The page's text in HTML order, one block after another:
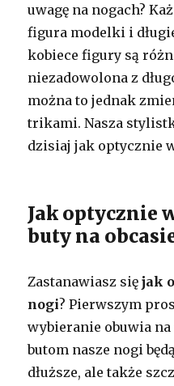
uwagę na nogach?
figura modelki i
kobiece figury są
niezadowolona z
można to jednak
trikami. Nasza
dzisiaj jak optycznie
Jak optycznie
buty na
Zastanawiasz się jak
nogi? Pierwszym
wybieranie obuwia
butom nasze nogi
dłuższe, ale także